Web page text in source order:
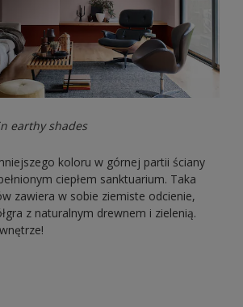
earthy shades
koloru w górnej partii ściany
ciepłem sanktuarium. Taka
zawiera w sobie ziemiste odcienie,
z naturalnym drewnem i zielenią.